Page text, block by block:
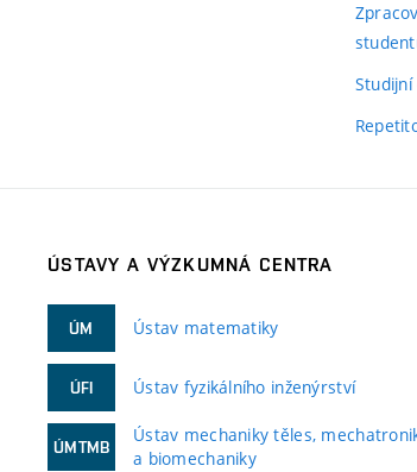
ÚSTAVY A VÝZKUMNÁ CENTRA
ÚM Ústav matematiky
ÚFI Ústav fyzikálního inženýrství
ÚMTMB
Ústav mechaniky těles,
a biomechaniky